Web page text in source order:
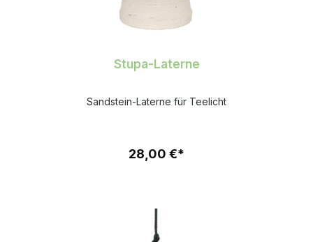
Stupa-Laterne
Sandstein-Laterne für Teelicht
28,00 €*